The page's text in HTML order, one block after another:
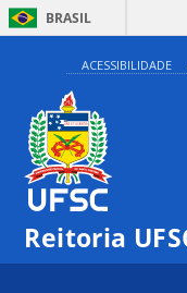
BRASIL
ACESSIBILIDADE
Reitoria